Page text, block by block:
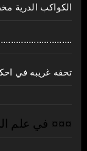
الكواكب الدرية
تحفه غريبه في
¤¤¤ في علم